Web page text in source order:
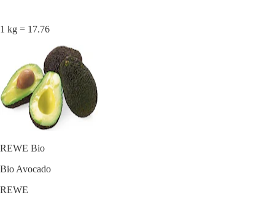
1 kg = 17.76
REWE Bio
Bio Avocado
REWE